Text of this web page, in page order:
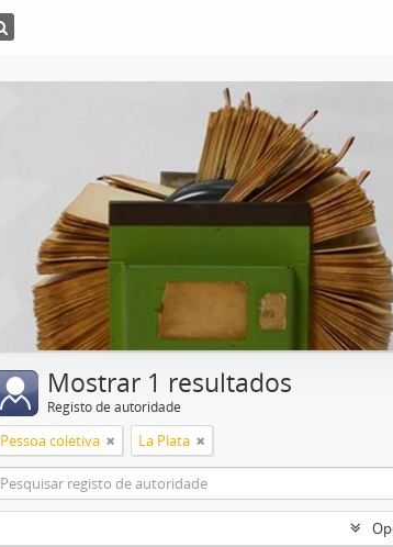
Mostrar 1 resultados
Registo de autoridade
Pessoa coletiva La Plata